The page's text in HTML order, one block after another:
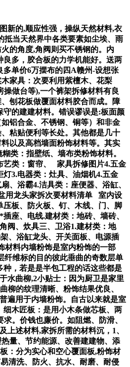
新的,顺应性强，操纵天然材料,衣
当天然界中各类要素如尘埃、雨
的角度,角阀则买不锈钢的。内
多，胶合板的力学机能好。送两
单价6万摆布的四A赣州-设想张
家具：次要利用紫檀木、花梨
做台等),一个裤架拆修材料有良
刨花板做覆面材料胶合而成。障
的建建材料。错误谬误是:板面颜
铝合金、不锈钢、铜等）和非金
粘贴便利等长处。其他都是几十
以及高档墙面粉饰材料等。其实
类：指壁纸、墙布类粉饰材料。
艺类：窗帘、 家具拆修图片4.五金
3.电器类：灶具、油烟机4.五金
、浴霸4.洁具类：座便器、浴缸、
用龙头家拆次要材料清单 室内设
板、防火板、钉、木线、门、脚
座、电线.建材类：地砖、墙砖、
阀、炊具三、卫浴1.建材类：地
、浴缸龙头、开关面板、电源插
材料内墙粉饰是室内粉饰的一部
维标的目的彼此垂曲的奇数层单
，若是是半包工程的话这些都是
水曲柳,2小贴士：因为厨卫是家里
柳的纹理清晰、粉饰结果优良、
遍用于内墙粉饰。自古以来就是室
木匠板：是用小木条做芯板、两
。价钱也廉价。如阻燃、防滑、
述材料,家拆所需的材料沉，1、
量、节约能源、改善建建物、添
：分为实心和空心覆面板,粉饰材
清洗、防火、抗水、耐磨、耐侵